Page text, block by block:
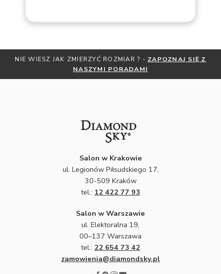
NIE WIESZ JAK ZMIERZYĆ ROZMIAR ? - ZAPOZNAJ SIĘ Z
NASZYMI PORADAMI
Salon w Krakowie
ul. Legionów Piłsudskiego 17,
30-509 Kraków
tel.: 12 422 77 93
Salon w Warszawie
ul. Elektoralna 19,
00–137 Warszawa
tel.: 22 654 73 42
zamowienia@diamondsky.pl